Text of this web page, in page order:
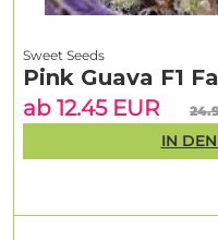
Sweet Seeds
Pink Guava F1
ab 12.45 EUR
IN